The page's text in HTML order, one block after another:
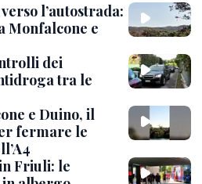
l’autostrada:
Monfalcone e
dei
tra le
e Duino, il
fermare le
Friuli: le